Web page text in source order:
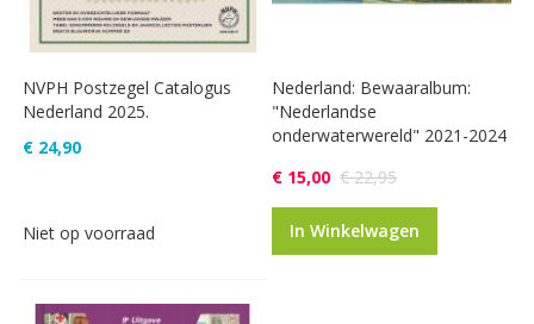
NVPH Postzegel Catalogus
Nederland 2025.
€ 24,90
Niet op voorraad
Nederland: Bewaaralbum:
"Nederlandse
onderwaterwereld" 2021-2024
€ 15,00 € 22,95
In Winkelwagen